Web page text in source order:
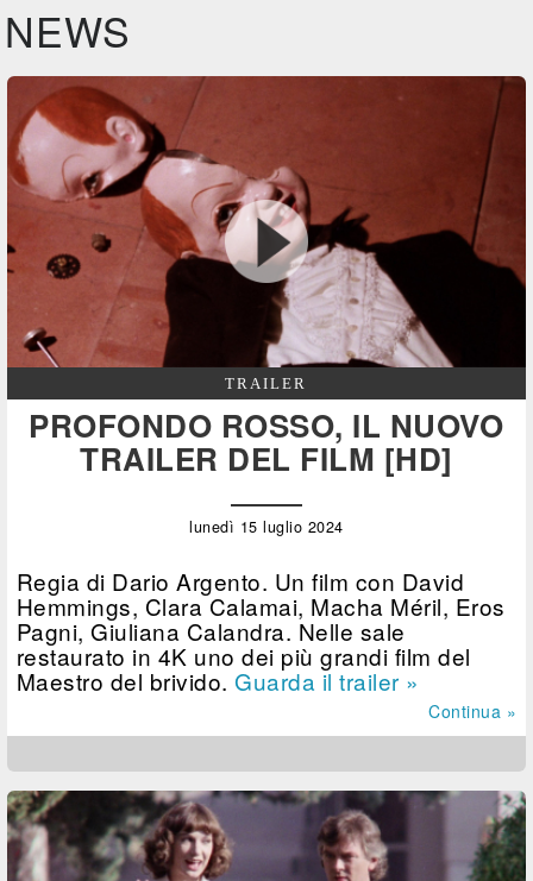
NEWS
TRAILER
PROFONDO ROSSO, IL NUOVO
TRAILER DEL FILM [HD]
lunedì 15 luglio 2024
Regia di Dario Argento. Un film con David
Hemmings, Clara Calamai, Macha Méril, Eros
Pagni, Giuliana Calandra. Nelle sale
restaurato in 4K uno dei più grandi film del
Maestro del brivido. Guarda il trailer »
Continua »